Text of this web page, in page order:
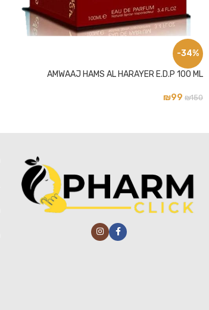
-34%
AMWAAJ HAMS AL HARAYER E.D.P 100 ML
₪150
₪99